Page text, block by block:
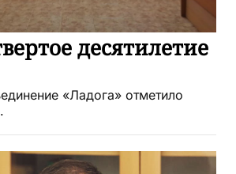
десятилетие
«Ладога» отметило